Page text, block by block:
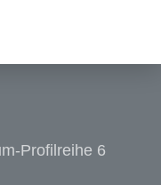
Profilreihe 6